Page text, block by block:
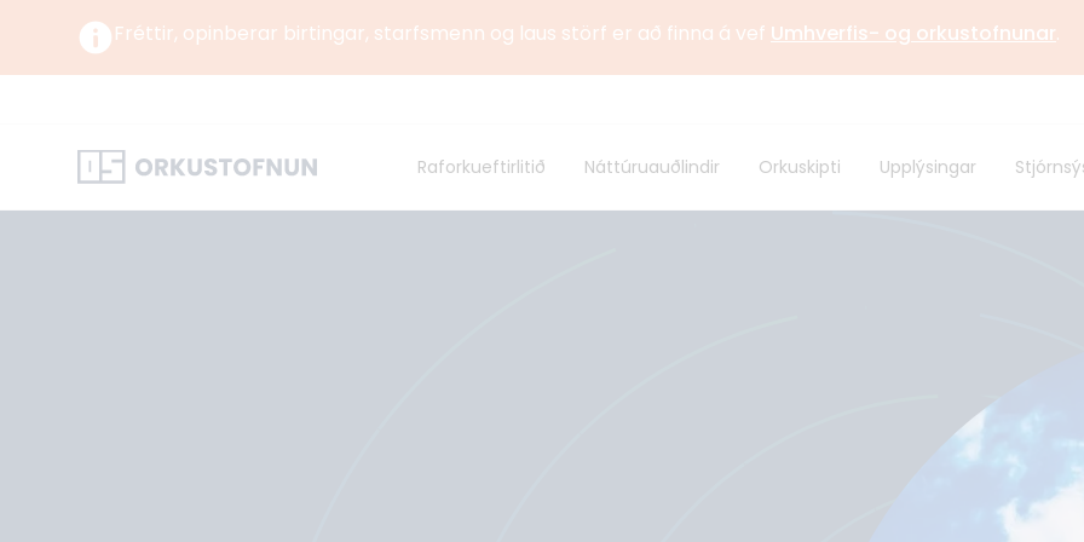
Fréttir, opinberar birtingar, starfsmenn og laus störf er að finna á vef Umhverfis- og orkustofnunar.
Um okkur
Orkustofnun starfar undir yfirstjórn Umhverfis-,
Norrænt samstarf
Alþjóðlegt samstarf
Raforkueftirlitið Náttúruauðlindir Orkuskipti Upplýsingar